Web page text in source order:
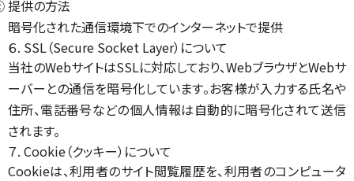
供の方法
暗号化された通信環境下でのインターネットで提供
６. SSL（Secure Socket Layer）について
当社のWebサイトはSSLに対応しており、WebブラウザとWebサ
ーバーとの通信を暗号化しています。お客様が入力する氏名や
住所、電話番号などの個人情報は自動的に暗号化されて送信
されます。
７. Cookie（クッキー）について
Cookieは、利用者のサイト閲覧履歴を、利用者のコンピュータ